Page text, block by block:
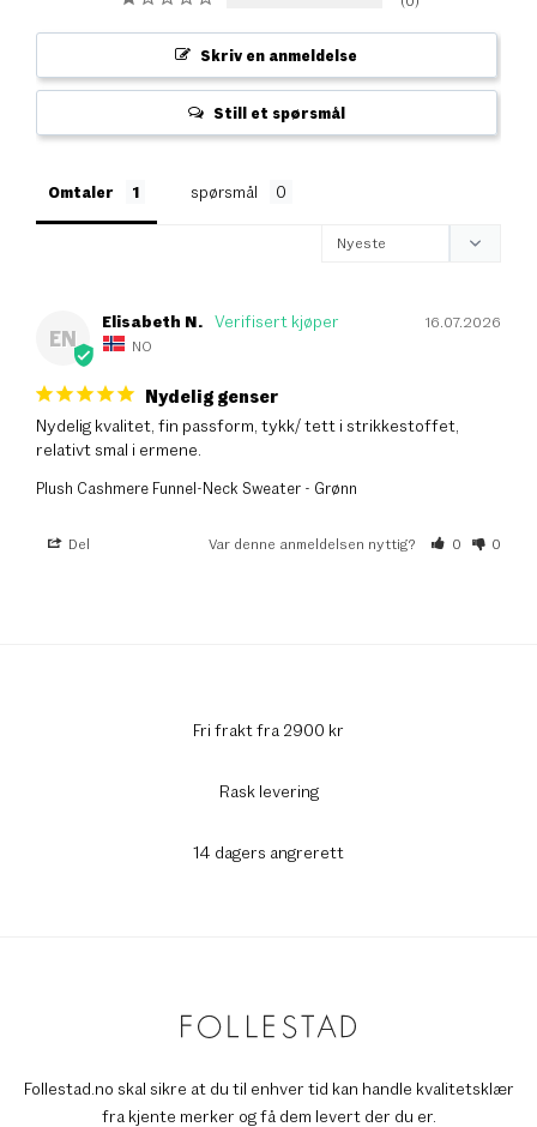
Skriv en anmeldelse
Still et spørsmål
Omtaler spørsmål
EN
16.07.2026
Elisabeth N.
NO
Nydelig genser
Nydelig kvalitet, fin passform, tykk/ tett i strikkestoffet,
relativt smal i ermene.
Plush Cashmere Funnel-Neck Sweater - Grønn
Del Var denne anmeldelsen nyttig? 0 0
Fri frakt fra 2900 kr
Rask levering
14 dagers angrerett
Follestad.no skal sikre at du til enhver tid kan handle kvalitetsklær
fra kjente merker og få dem levert der du er.